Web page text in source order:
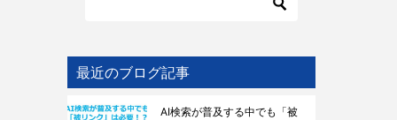
最近のブログ記事
AI検索が普及する中でも「被